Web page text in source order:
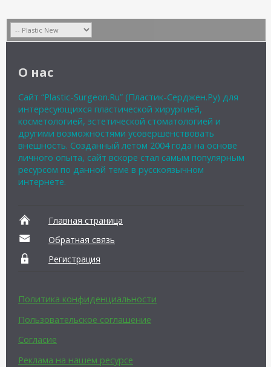
О нас
Сайт “Plastic-Surgeon.Ru” (Пластик-Серджен.Ру) для
интересующихся пластической хирургией,
косметологией, эстетической стоматологией и
другими возможностями усовершенствовать
внешность. Созданный летом 2004 года на основе
личного опыта, сайт вскоре стал самым популярным
ресурсом по данной теме в русскоязычном
интернете.
Главная страница
Обратная связь
Регистрация
Политика конфиденциальности
Пользовательское соглашение
Согласие
Реклама на нашем ресурсе